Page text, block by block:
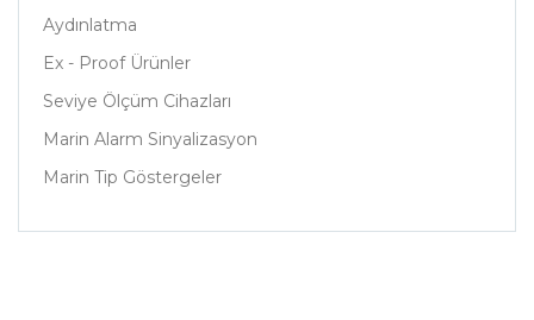
Aydınlatma
Ex - Proof Ürünler
Seviye Ölçüm Cihazları
Marin Alarm Sinyalizasyon
Marin Tip Göstergeler